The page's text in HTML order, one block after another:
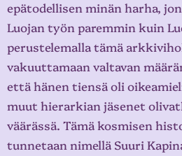
epätodellisen minän harha,
Luojan työn paremmin kuin
perustelemalla tämä
vakuuttamaan valtavan
että hänen tiensä oli
muut hierarkian jäsenet
väärässä. Tämä kosmisen
tunnetaan nimellä Suuri